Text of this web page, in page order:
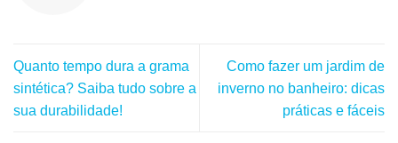
Quanto tempo dura a grama
sintética? Saiba tudo sobre a
sua durabilidade!
Como fazer um jardim de
inverno no banheiro: dicas
práticas e fáceis